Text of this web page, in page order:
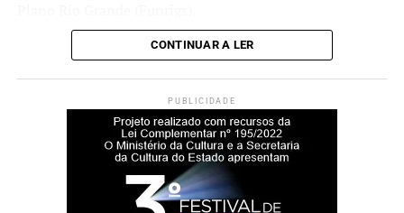
O anúncio ocorreu no Pavilhão ONU Brasil entre o
especial do secretário-geral da ONU para a Redução do
Risco de Desastres e chefe do UNDRR, e Nahuel Arenas-
García, chefe do UNDRR para as Américas e o Caribe. O
ato contou com a participação dos secretários do Meio
Ambiente e Infraestrutura, Marjorie Kauffmann, e da
Reconstrução Gaúcha, Pedro Capeluppi.
CONTINUAR A LER
PUBLICIDADE